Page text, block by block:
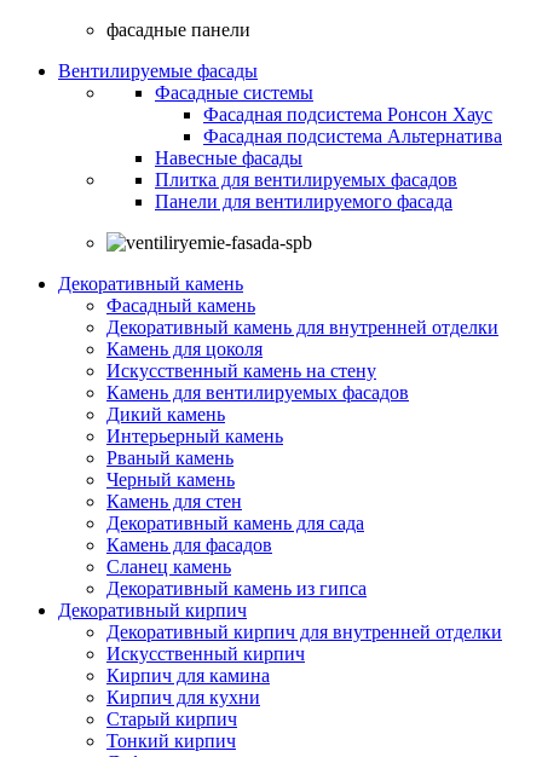
фасадные панели
Вентилируемые фасады
Фасадные системы
Фасадная подсистема Ронсон Хаус
Фасадная подсистема Альтернатива
Навесные фасады
Плитка для вентилируемых фасадов
Панели для вентилируемого фасада
Декоративный камень
Фасадный камень
Декоративный камень для внутренней отделки
Камень для цоколя
Искусственный камень на стену
Камень для вентилируемых фасадов
Дикий камень
Интерьерный камень
Рваный камень
Черный камень
Камень для стен
Декоративный камень для сада
Камень для фасадов
Сланец камень
Декоративный камень из гипса
Декоративный кирпич
Декоративный кирпич для внутренней отделки
Искусственный кирпич
Кирпич для камина
Кирпич для кухни
Старый кирпич
Тонкий кирпич